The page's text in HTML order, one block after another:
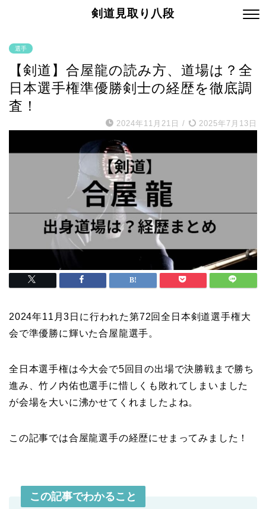
剣道見取り八段
選手
【剣道】合屋龍の読み方、道場は？全
日本選手権準優勝剣士の経歴を徹底調
査！
2024年11月21日 / 2025年7月13日
2024年11月3日に行われた第72回全日本剣道選手権大
会で準優勝に輝いた合屋龍選手。
全日本選手権は今大会で5回目の出場で決勝戦まで勝ち
進み、竹ノ内佑也選手に惜しくも敗れてしまいました
が会場を大いに沸かせてくれましたよね。
この記事では合屋龍選手の経歴にせまってみました！
この記事でわかること